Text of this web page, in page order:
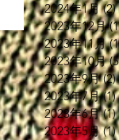
2024年1月 (2)
2023年12月
2023年11月
2023年10月
2023年9月 (2)
2023年7月 (1)
2023年6月 (1)
2023年5月 (1)